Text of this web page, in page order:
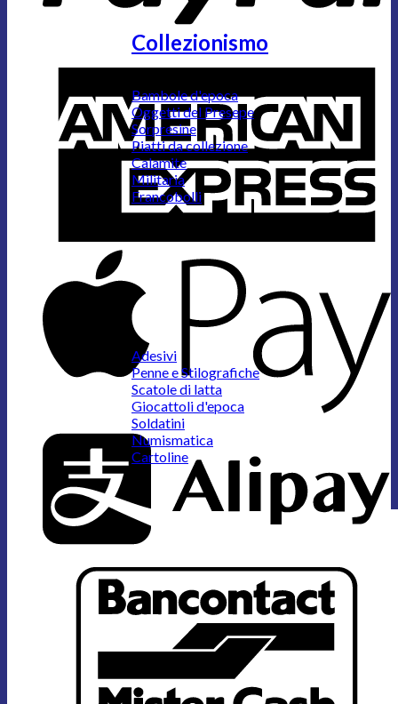
Collezionismo
Bambole d'epoca
Oggetti del Presepe
Sorpresine
Piatti da collezione
Calamite
Militaria
Francobolli
Adesivi
Penne e Stilografiche
Scatole di latta
Giocattoli d'epoca
Soldatini
Numismatica
Cartoline